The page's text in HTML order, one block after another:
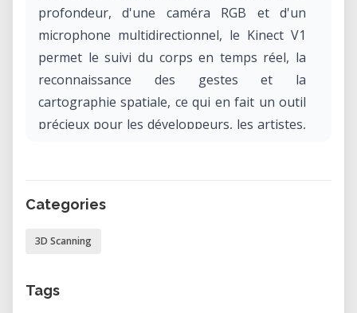
profondeur, d'une caméra RGB et d'un
microphone multidirectionnel, le Kinect V1
permet le suivi du corps en temps réel, la
reconnaissance des gestes et la
cartographie spatiale, ce qui en fait un outil
précieux pour les développeurs, les artistes,
Pourquoi utiliser le Kinect V1 dans notre
Utiliser le Kinect V1 dans notre laboratoire
complètement fonctionnelle dans un
Categories
3D Scanning
Tags